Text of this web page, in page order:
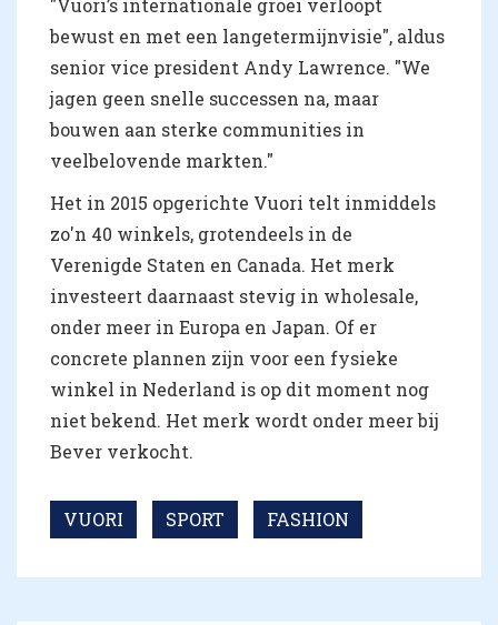
bewust en met een langetermijnvisie", aldus
senior vice president Andy Lawrence. "We
jagen geen snelle successen na, maar
bouwen aan sterke communities in
veelbelovende markten."
Het in 2015 opgerichte Vuori telt inmiddels
zo'n 40 winkels, grotendeels in de
Verenigde Staten en Canada. Het merk
investeert daarnaast stevig in wholesale,
onder meer in Europa en Japan. Of er
concrete plannen zijn voor een fysieke
winkel in Nederland is op dit moment nog
niet bekend. Het merk wordt onder meer bij
Bever verkocht.
VUORI SPORT FASHION